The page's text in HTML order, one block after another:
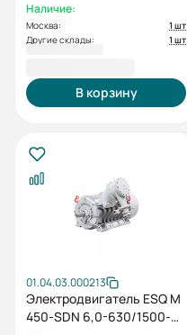
IM1001
Наличие:
Москва:
1 шт
Другие склады:
1 шт
В корзину
01.04.03.000213
Электродвигатель ESQ M
450-SDN 6,0-630/1500-